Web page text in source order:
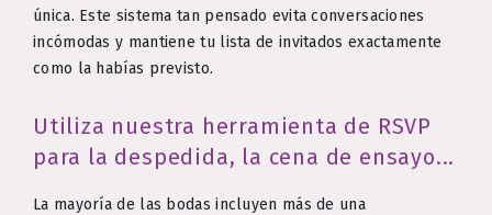
única. Este sistema tan pensado evita conversaciones
incómodas y mantiene tu lista de invitados exactamente
como la habías previsto.
Utiliza nuestra herramienta de RSVP
para la despedida, la cena de ensayo...
La mayoría de las bodas incluyen más de una